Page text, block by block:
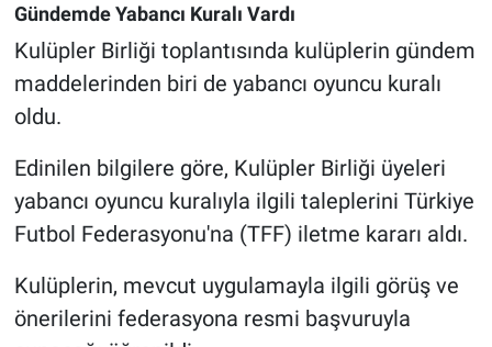
Gündemde Yabancı Kuralı Vardı
Kulüpler Birliği toplantısında kulüplerin gündem
maddelerinden biri de yabancı oyuncu kuralı
oldu.
Edinilen bilgilere göre, Kulüpler Birliği üyeleri
yabancı oyuncu kuralıyla ilgili taleplerini Türkiye
Futbol Federasyonu'na (TFF) iletme kararı aldı.
Kulüplerin, mevcut uygulamayla ilgili görüş ve
önerilerini federasyona resmi başvuruyla